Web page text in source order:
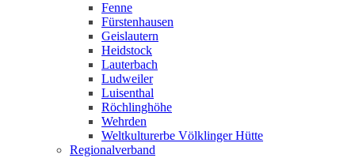
Fenne
Fürstenhausen
Geislautern
Heidstock
Lauterbach
Ludweiler
Luisenthal
Röchlinghöhe
Wehrden
Weltkulturerbe Völklinger Hütte
Regionalverband